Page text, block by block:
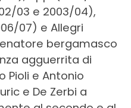
03 e 2003/04),
07) e Allegri
bergamasco
agguerrita di
Pioli e Antonio
e De Zerbi a